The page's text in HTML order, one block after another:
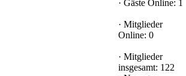
· Gäste Online: 1
· Mitglieder
Online: 0
· Mitglieder
insgesamt: 122